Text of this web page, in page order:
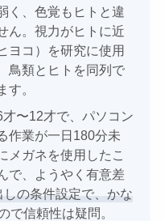
く、色覚もヒトと違
ん。視力がヒトに近
ヨコ）を研究に使用
鳥類とヒトを同列で
す。
〜12才で、パソコン
作業が一日180分未
メガネを使用したこ
で、ようやく有意差
しの条件設定で、かな
で信頼性は疑問。